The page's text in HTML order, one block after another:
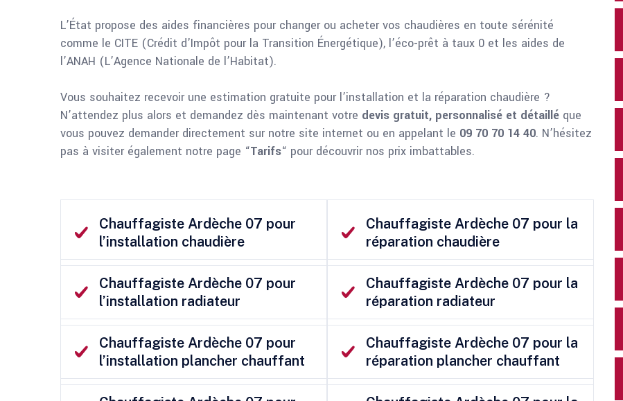
L’État propose des aides financières pour changer ou acheter vos chaudières en toute sérénité
comme le CITE (Crédit d'Impôt pour la Transition Énergétique), l’éco-prêt à taux 0 et les aides de
l’ANAH (L’Agence Nationale de l’Habitat).
Vous souhaitez recevoir une estimation gratuite pour l’installation et la réparation chaudière ?
N’attendez plus alors et demandez dès maintenant votre devis gratuit, personnalisé et détaillé que
vous pouvez demander directement sur notre site internet ou en appelant le 09 70 70 14 40. N’hésitez
pas à visiter également notre page “Tarifs“ pour découvrir nos prix imbattables.
Chauffagiste Ardèche 07 pour
l’installation chaudière
Chauffagiste Ardèche 07 pour la
réparation chaudière
Chauffagiste Ardèche 07 pour
l’installation radiateur
Chauffagiste Ardèche 07 pour la
réparation radiateur
Chauffagiste Ardèche 07 pour
l’installation plancher chauffant
Chauffagiste Ardèche 07 pour la
réparation plancher chauffant